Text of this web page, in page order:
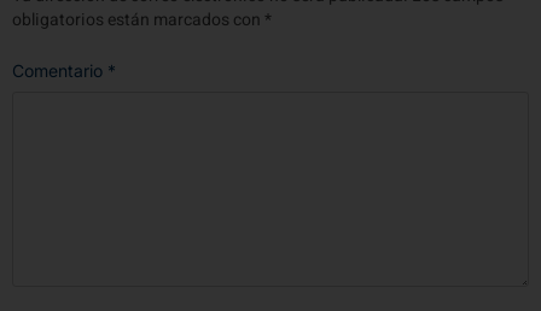
obligatorios están marcados con *
Comentario *